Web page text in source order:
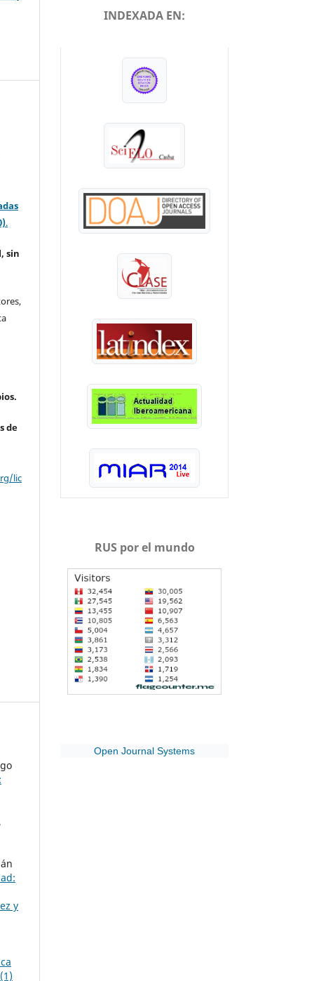
.
sin
de
lic
,
y
INDEXADA EN:
RUS por el mundo
Open Journal Systems